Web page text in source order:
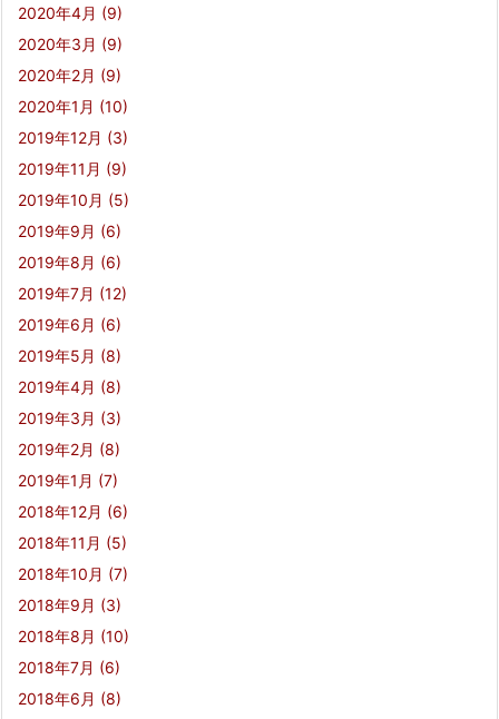
2020年4月 (9)
2020年3月 (9)
2020年2月 (9)
2020年1月 (10)
2019年12月 (3)
2019年11月 (9)
2019年10月 (5)
2019年9月 (6)
2019年8月 (6)
2019年7月 (12)
2019年6月 (6)
2019年5月 (8)
2019年4月 (8)
2019年3月 (3)
2019年2月 (8)
2019年1月 (7)
2018年12月 (6)
2018年11月 (5)
2018年10月 (7)
2018年9月 (3)
2018年8月 (10)
2018年7月 (6)
2018年6月 (8)